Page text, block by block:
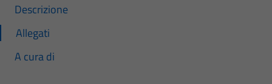
Descrizione
Allegati
A cura di